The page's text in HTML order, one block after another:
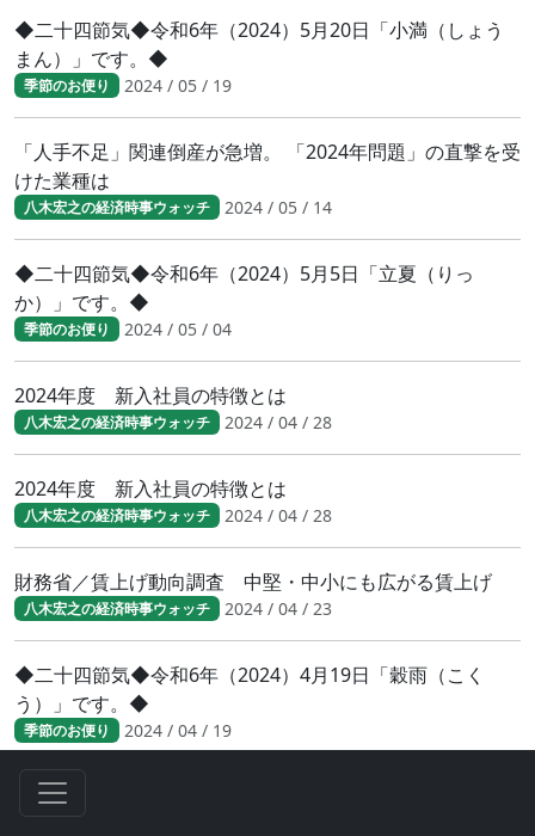
◆二十四節気◆令和6年（2024）5月20日「小満（しょう
まん）」です。◆
季節のお便り 2024 / 05 / 19
「人手不足」関連倒産が急増。 「2024年問題」の直撃を受
けた業種は
八木宏之の経済時事ウォッチ 2024 / 05 / 14
◆二十四節気◆令和6年（2024）5月5日「立夏（りっ
か）」です。◆
季節のお便り 2024 / 05 / 04
2024年度 新入社員の特徴とは
八木宏之の経済時事ウォッチ 2024 / 04 / 28
2024年度 新入社員の特徴とは
八木宏之の経済時事ウォッチ 2024 / 04 / 28
財務省／賃上げ動向調査 中堅・中小にも広がる賃上げ
八木宏之の経済時事ウォッチ 2024 / 04 / 23
◆二十四節気◆令和6年（2024）4月19日「穀雨（こく
う）」です。◆
季節のお便り 2024 / 04 / 19
人手不足が鮮明に 日銀短観（2024年3月調査）結果